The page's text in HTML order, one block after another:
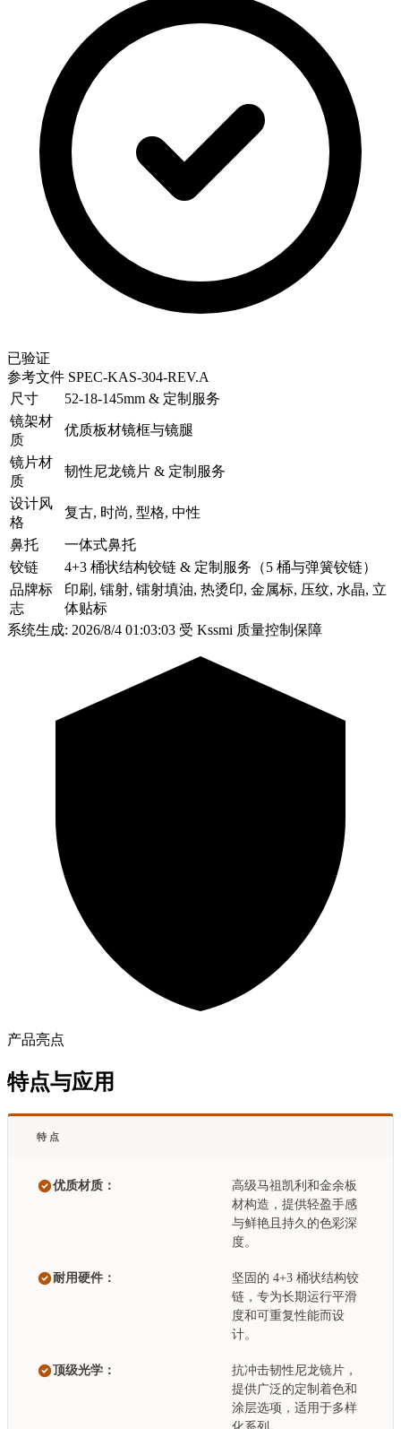
已验证
参考文件 SPEC-KAS-304-REV.A
尺寸
52-18-145mm & 定制服务
镜架材
质
优质板材镜框与镜腿
镜片材
质
韧性尼龙镜片 & 定制服务
设计风
格
复古, 时尚, 型格, 中性
鼻托
一体式鼻托
铰链
4+3 桶状结构铰链 & 定制服务（5 桶与弹簧铰链）
品牌标
志
印刷, 镭射, 镭射填油, 热烫印, 金属标, 压纹, 水晶, 立
体贴标
系统生成: 2026/8/4 01:03:03 受 Kssmi 质量控制保障
产品亮点
特点与应用
特点
优质材质：
高级马祖凯利和金余板
材构造，提供轻盈手感
与鲜艳且持久的色彩深
度。
耐用硬件：
坚固的 4+3 桶状结构铰
链，专为长期运行平滑
度和可重复性能而设
计。
顶级光学：
抗冲击韧性尼龙镜片，
提供广泛的定制着色和
涂层选项，适用于多样